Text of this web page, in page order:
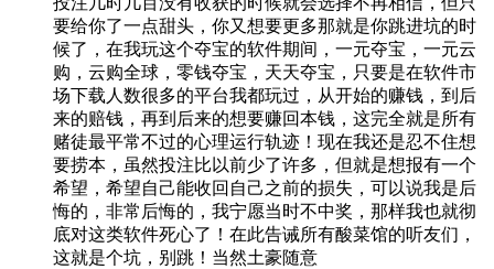
要给你了一点甜头，你又想要更多那就是你跳进坑的时
候了，在我玩这个夺宝的软件期间，一元夺宝，一元云
购，云购全球，零钱夺宝，天天夺宝，只要是在软件市
场下载人数很多的平台我都玩过，从开始的赚钱，到后
来的赔钱，再到后来的想要赚回本钱，这完全就是所有
赌徒最平常不过的心理运行轨迹！现在我还是忍不住想
要捞本，虽然投注比以前少了许多，但就是想报有一个
希望，希望自己能收回自己之前的损失，可以说我是后
悔的，非常后悔的，我宁愿当时不中奖，那样我也就彻
底对这类软件死心了！在此告诫所有酸菜馆的听友们，
这就是个坑，别跳！当然土豪随意